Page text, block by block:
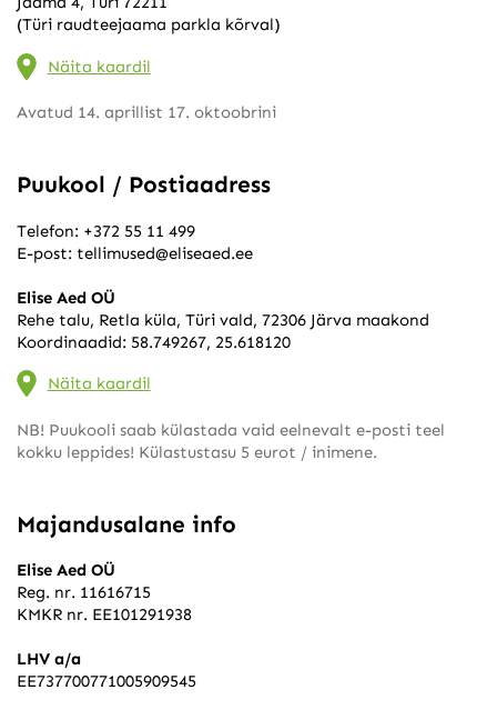
(Türi raudteejaama parkla kõrval)
Näita kaardil
Avatud 14. aprillist 17. oktoobrini
Puukool / Postiaadress
Telefon: +372 55 11 499
E-post: tellimused@eliseaed.ee
Elise Aed OÜ
Rehe talu, Retla küla, Türi vald, 72306 Järva maakond
Koordinaadid: 58.749267, 25.618120
Näita kaardil
NB! Puukooli saab külastada vaid eelnevalt e-posti teel
kokku leppides! Külastustasu 5 eurot / inimene.
Majandusalane info
Elise Aed OÜ
Reg. nr. 11616715
KMKR nr. EE101291938
LHV a/a
EE737700771005909545